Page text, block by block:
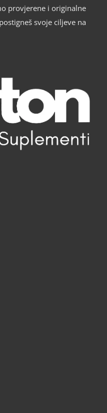
provjerene i originalne
svoje ciljeve na